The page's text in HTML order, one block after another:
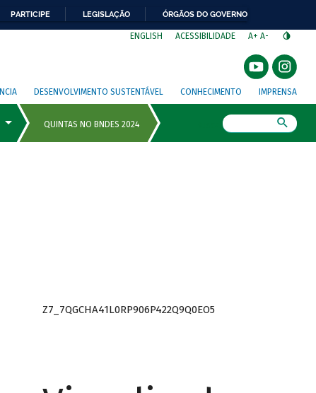
PARTICIPE LEGISLAÇÃO ÓRGÃOS DO GOVERNO
ENGLISH ACESSIBILIDADE A+ A-
DESENVOLVIMENTO SUSTENTÁVEL CONHECIMENTO IMPRENSA
Z7_7QGCHA41L0RP906P422Q9Q0EO5